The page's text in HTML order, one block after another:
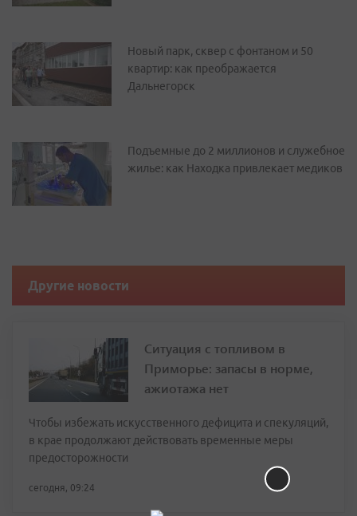
Новый парк, сквер с фонтаном и 50
квартир: как преображается
Дальнегорск
Подъемные до 2 миллионов и служебное
жилье: как Находка привлекает медиков
Другие новости
Ситуация с топливом в
Приморье: запасы в норме,
ажиотажа нет
Чтобы избежать искусственного дефицита и спекуляций,
в крае продолжают действовать временные меры
предосторожности
сегодня, 09:24